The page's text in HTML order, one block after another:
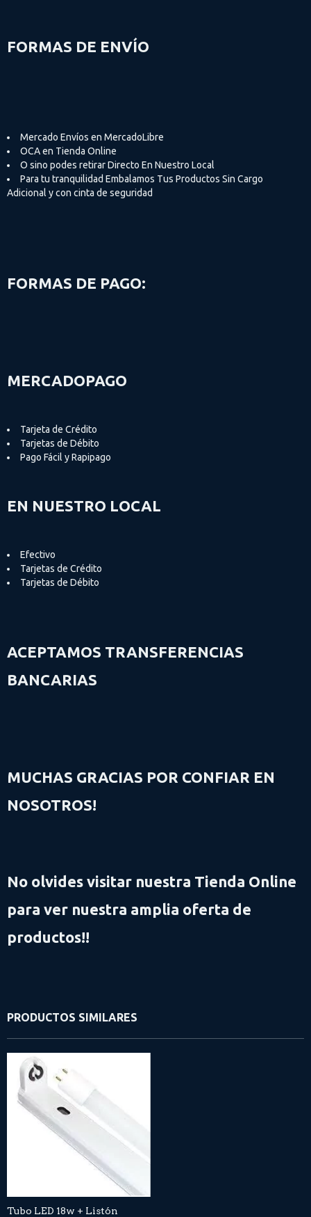
FORMAS DE ENVÍO
Mercado Envíos en MercadoLibre
OCA en Tienda Online
O sino podes retirar Directo En Nuestro Local
Para tu tranquilidad Embalamos Tus Productos Sin Cargo
Adicional y con cinta de seguridad
FORMAS DE PAGO:
MERCADOPAGO
Tarjeta de Crédito
Tarjetas de Débito
Pago Fácil y Rapipago
EN NUESTRO LOCAL
Efectivo
Tarjetas de Crédito
Tarjetas de Débito
ACEPTAMOS TRANSFERENCIAS
BANCARIAS
MUCHAS GRACIAS POR CONFIAR EN
NOSOTROS!
No olvides visitar nuestra Tienda Online
para ver nuestra amplia oferta de
productos!!
PRODUCTOS SIMILARES
Tubo LED 18w + Listón